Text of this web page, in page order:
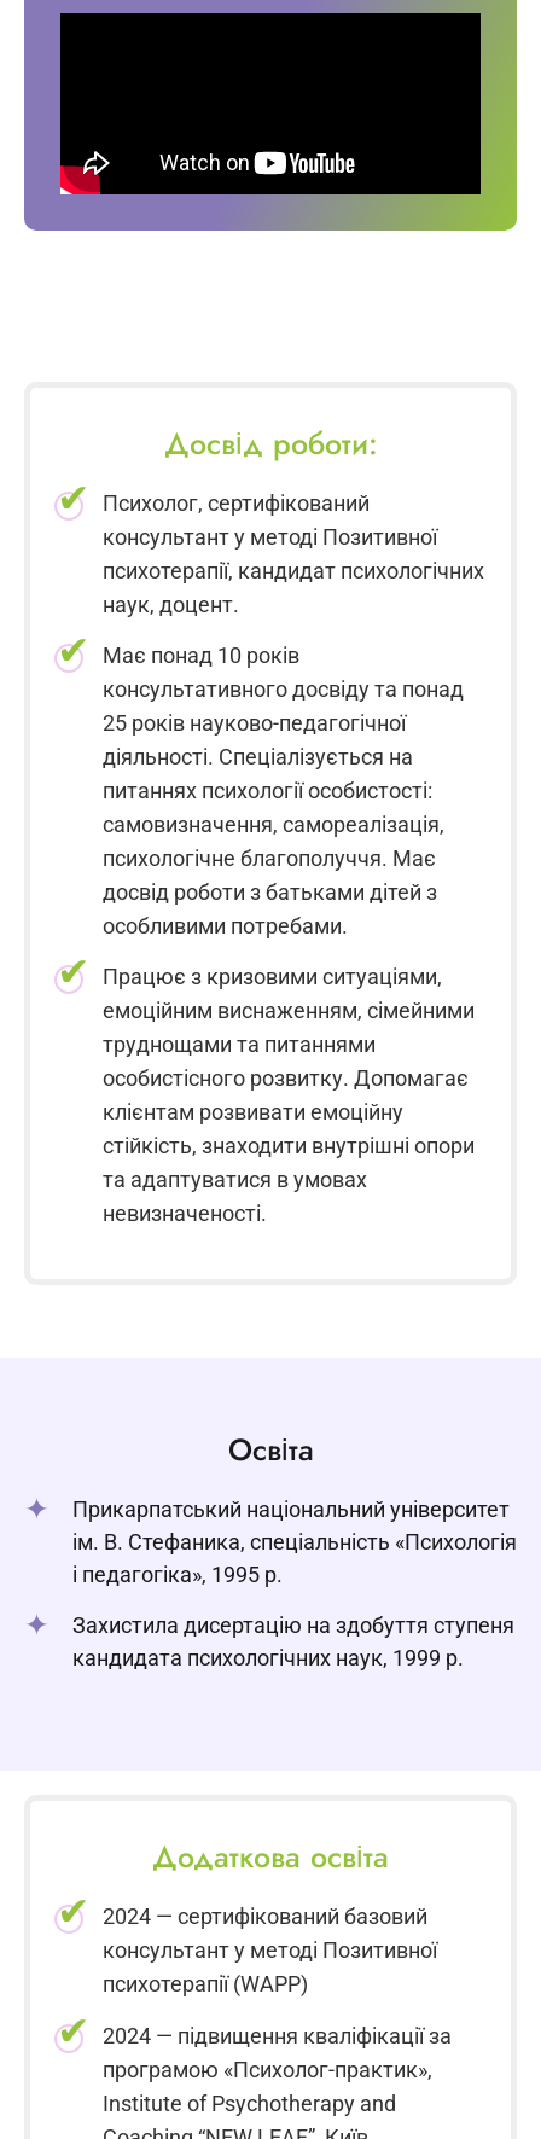
Досвід роботи:
Психолог, сертифікований
консультант у методі Позитивної
психотерапії, кандидат психологічних
наук, доцент.
Має понад 10 років
консультативного досвіду та понад
25 років науково-педагогічної
діяльності. Спеціалізується на
питаннях психології особистості:
самовизначення, самореалізація,
психологічне благополуччя. Має
досвід роботи з батьками дітей з
особливими потребами.
Працює з кризовими ситуаціями,
емоційним виснаженням, сімейними
труднощами та питаннями
особистісного розвитку. Допомагає
клієнтам розвивати емоційну
стійкість, знаходити внутрішні опори
та адаптуватися в умовах
невизначеності.
Освіта
Прикарпатський національний університет
ім. В. Стефаника, спеціальність «Психологія
і педагогіка», 1995 р.
Захистила дисертацію на здобуття ступеня
кандидата психологічних наук, 1999 р.
Додаткова освіта
2024 — сертифікований базовий
консультант у методі Позитивної
психотерапії (WAPP)
2024 — підвищення кваліфікації за
програмою «Психолог-практик»,
Institute of Psychotherapy and